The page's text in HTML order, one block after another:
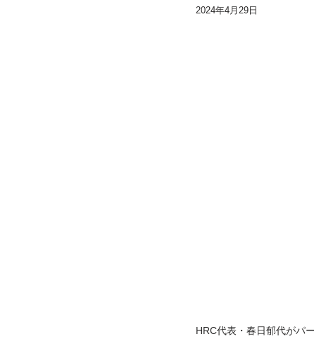
2024年4月29日
HRC代表・春日郁代がパ